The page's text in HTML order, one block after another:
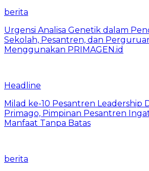
berita
Urgensi Analisa Genetik dalam
Sekolah, Pesantren, dan
Menggunakan PRIMAGEN.id
Headline
Milad ke-10 Pesantren Leadership
Primago, Pimpinan Pesantren
Manfaat Tanpa Batas
berita